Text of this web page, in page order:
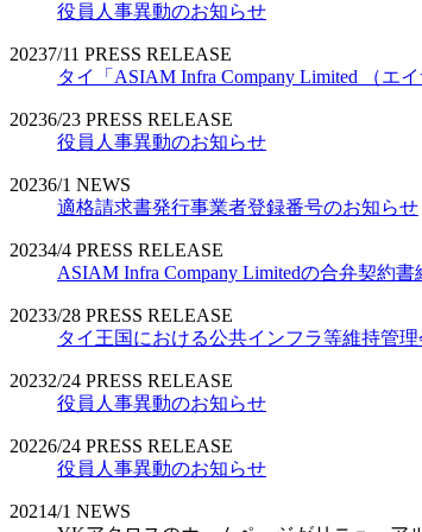
役員人事異動のお知らせ
20237/11 PRESS RELEASE
タイ「ASIAM Infra Company Limited （エ
20236/23 PRESS RELEASE
役員人事異動のお知らせ
20236/1 NEWS
適格請求書発行事業者登録番号のお知らせ
20234/4 PRESS RELEASE
ASIAM Infra Company Limitedの合弁契約書
20233/28 PRESS RELEASE
タイ王国における公共インフラ等維持管
20232/24 PRESS RELEASE
役員人事異動のお知らせ
20226/24 PRESS RELEASE
役員人事異動のお知らせ
20214/1 NEWS